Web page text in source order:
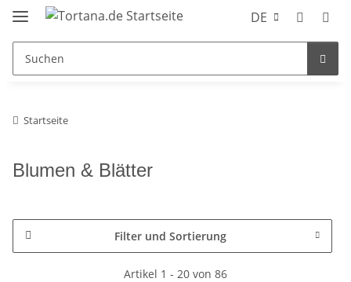
DE
Startseite
Blumen & Blätter
Filter und Sortierung
Artikel 1 - 20 von 86